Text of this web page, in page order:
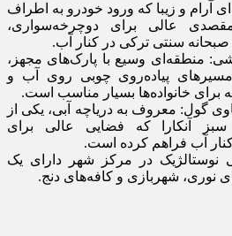
آرام و زیبا که ورود خودرو به اطراف
عالی برای دوچرخه‌سواری،
سنتی ترکی در کنار آب.
منطقه‌ای وسیع با پارک‌های مجهز،
مسیرهای پیاده‌روی چوبی روی آب و
برای خانواده‌ها بسیار مناسب است.
گول: معروف به دریاچه آبی، یکی از
آنکارا که فضایی عالی برای
آب فراهم کرده است.
نوستالژیک در مرکز شهر دارای یک
نوری، شهربازی و کافه‌های دنج.